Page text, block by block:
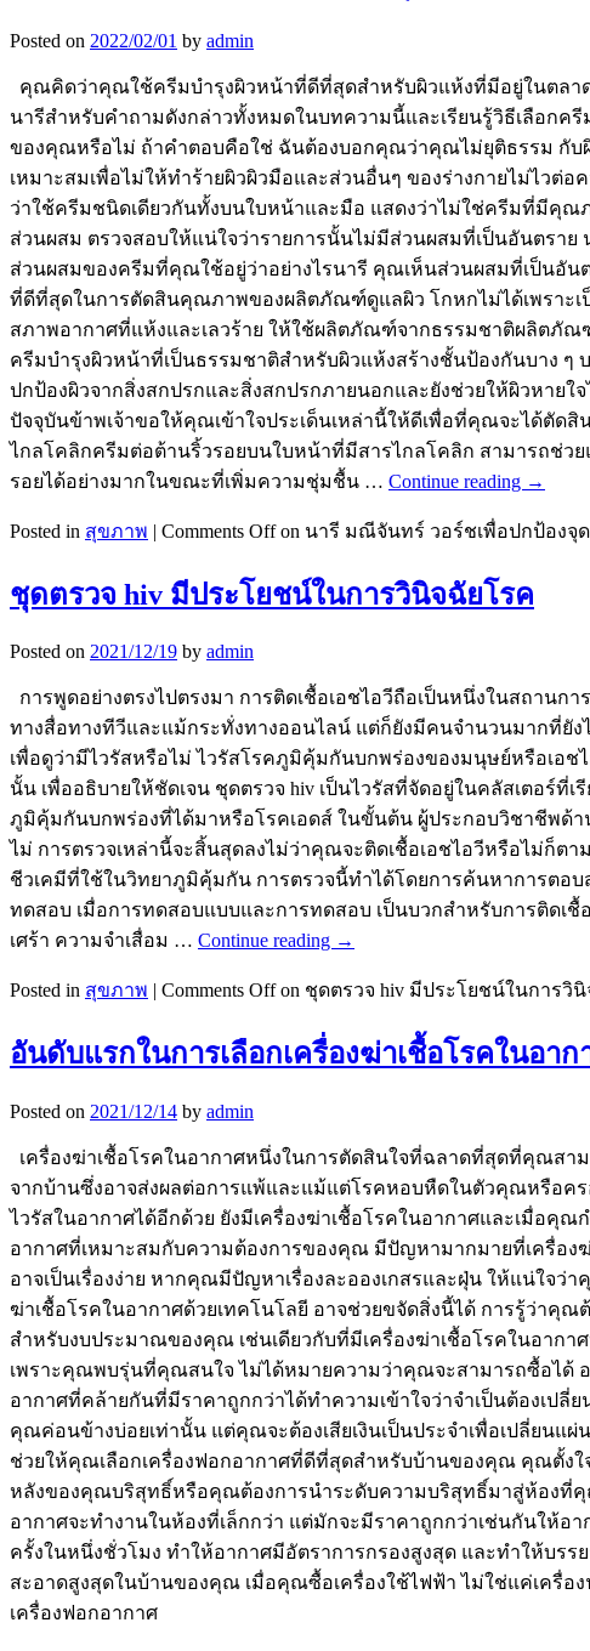
Posted on 2022/02/01 by admin
คุณคิดว่าคุณใช้ครีมบำรุงผิวหน้าที่ดีที่สุดสำหรับผิวแห้งที่มีอยู่ในตล
นารีสำหรับคำถามดังกล่าวทั้งหมดในบทความนี้และเรียนรู้วิธีเลือก
ของคุณหรือไม่ ถ้าคำตอบคือใช่ ฉันต้องบอกคุณว่าคุณไม่ยุติธรรม กั
เหมาะสมเพื่อไม่ให้ทำร้ายผิวผิวมือและส่วนอื่นๆ ของร่างกายไม่ไวต่
ว่าใช้ครีมชนิดเดียวกันทั้งบนใบหน้าและมือ แสดงว่าไม่ใช่ครีมที่มีคุ
ส่วนผสม ตรวจสอบให้แน่ใจว่ารายการนั้นไม่มีส่วนผสมที่เป็นอันตรา
ส่วนผสมของครีมที่คุณใช้อยู่ว่าอย่างไรนารี คุณเห็นส่วนผสมที่เป็นอัน
ที่ดีที่สุดในการตัดสินคุณภาพของผลิตภัณฑ์ดูแลผิว โกหกไม่ได้เพราะเ
สภาพอากาศที่แห้งและเลวร้าย ให้ใช้ผลิตภัณฑ์จากธรรมชาติผลิตภั
ครีมบำรุงผิวหน้าที่เป็นธรรมชาติสำหรับผิวแห้งสร้างชั้นป้องกันบาง ๆ
ปกป้องผิวจากสิ่งสกปรกและสิ่งสกปรกภายนอกและยังช่วยให้ผิวหา
ปัจจุบันข้าพเจ้าขอให้คุณเข้าใจประเด็นเหล่านี้ให้ดีเพื่อที่คุณจะได้ตัดสิ
ไกลโคลิกครีมต่อต้านริ้วรอยบนใบหน้าที่มีสารไกลโคลิก สามารถช่ว
รอยได้อย่างมากในขณะที่เพิ่มความชุ่มชื้น … Continue reading →
Posted in สุขภาพ | Comments Offon นารี มณีจันทร์ วอร์ชเพื่อปกป้องจุ
ชุดตรวจ hiv มีประโยชน์ในการวินิจฉัยโรค
Posted on 2021/12/19 by admin
การพูดอย่างตรงไปตรงมา การติดเชื้อเอชไอวีถือเป็นหนึ่งในสถาน
ทางสื่อทางทีวีและแม้กระทั่งทางออนไลน์ แต่ก็ยังมีคนจำนวนมากที่ยั
เพื่อดูว่ามีไวรัสหรือไม่ ไวรัสโรคภูมิคุ้มกันบกพร่องของมนุษย์หรือเอ
นั้น เพื่ออธิบายให้ชัดเจน ชุดตรวจ hiv เป็นไวรัสที่จัดอยู่ในคลัสเตอร์
ภูมิคุ้มกันบกพร่องที่ได้มาหรือโรคเอดส์ ในขั้นต้น ผู้ประกอบวิชาชีพด้
ไม่ การตรวจเหล่านี้จะสิ้นสุดลงไม่ว่าคุณจะติดเชื้อเอชไอวีหรือไม่ก็ต
ชีวเคมีที่ใช้ในวิทยาภูมิคุ้มกัน การตรวจนี้ทำได้โดยการค้นหาการตอ
ทดสอบ เมื่อการทดสอบแบบและการทดสอบ เป็นบวกสำหรับการติดเ
เศร้า ความจำเสื่อม … Continue reading →
Posted in สุขภาพ | Comments Offon ชุดตรวจ hiv มีประโยชน์ในการวิ
อันดับแรกในการเลือกเครื่องฆ่าเชื้อโรคในอา
Posted on 2021/12/14 by admin
เครื่องฆ่าเชื้อโรคในอากาศหนึ่งในการตัดสินใจที่ฉลาดที่สุดที่คุณส
จากบ้านซึ่งอาจส่งผลต่อการแพ้และแม้แต่โรคหอบหืดในตัวคุณหรือค
ไวรัสในอากาศได้อีกด้วย ยังมีเครื่องฆ่าเชื้อโรคในอากาศและเมื่อคุ
อากาศที่เหมาะสมกับความต้องการของคุณ มีปัญหามากมายที่เครื่อง
อาจเป็นเรื่องง่าย หากคุณมีปัญหาเรื่องละอองเกสรและฝุ่น ให้แน่ใจ
ฆ่าเชื้อโรคในอากาศด้วยเทคโนโลยี อาจช่วยขจัดสิ่งนี้ได้ การรู้ว่าคุ
สำหรับงบประมาณของคุณ เช่นเดียวกับที่มีเครื่องฆ่าเชื้อโรคในอากา
เพราะคุณพบรุ่นที่คุณสนใจ ไม่ได้หมายความว่าคุณจะสามารถซื้อได้
อากาศที่คล้ายกันที่มีราคาถูกกว่าได้ทำความเข้าใจว่าจำเป็นต้องเป
คุณค่อนข้างบ่อยเท่านั้น แต่คุณจะต้องเสียเงินเป็นประจำเพื่อเปลี่ยนแ
ช่วยให้คุณเลือกเครื่องฟอกอากาศที่ดีที่สุดสำหรับบ้านของคุณ คุณตั้ง
หลังของคุณบริสุทธิ์หรือคุณต้องการนำระดับความบริสุทธิ์มาสู่ห้องที่คุ
อากาศจะทำงานในห้องที่เล็กกว่า แต่มักจะมีราคาถูกกว่าเช่นกันให้
ครั้งในหนึ่งชั่วโมง ทำให้อากาศมีอัตราการกรองสูงสุด และทำให้บร
สะอาดสูงสุดในบ้านของคุณ เมื่อคุณซื้อเครื่องใช้ไฟฟ้า ไม่ใช่แค่เครื่อ
เครื่องฟอกอากาศ